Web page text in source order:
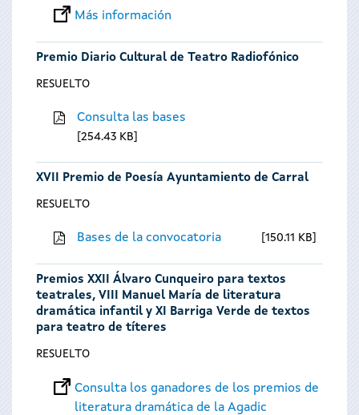
Más información
Premio Diario Cultural de Teatro Radiofónico
RESUELTO
Consulta las bases
254.43 KB
XVII Premio de Poesía Ayuntamiento de Carral
RESUELTO
Bases de la convocatoria 150.11 KB
Premios XXII Álvaro Cunqueiro para textos
teatrales, VIII Manuel María de literatura
dramática infantil y XI Barriga Verde de textos
para teatro de títeres
RESUELTO
Consulta los ganadores de los premios de
literatura dramática de la Agadic